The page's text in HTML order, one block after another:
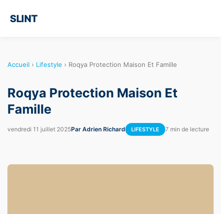
SLINT
Accueil › Lifestyle › Roqya Protection Maison Et Famille
Roqya Protection Maison Et
Famille
vendredi 11 juillet 2025Par Adrien Richard LIFESTYLE 7 min de lecture